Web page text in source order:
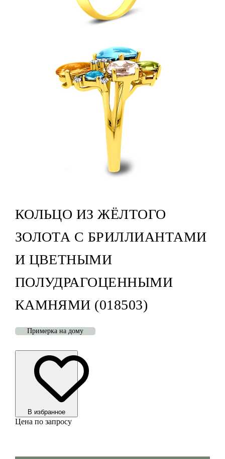
КОЛЬЦО ИЗ ЖЁЛТОГО
ЗОЛОТА С БРИЛЛИАНТАМИ
И ЦВЕТНЫМИ
ПОЛУДРАГОЦЕННЫМИ
КАМНЯМИ (018503)
Примерка на дому
В избранноe
Цена по запросу